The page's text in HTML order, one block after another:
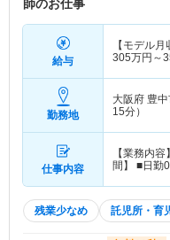
師のお仕事
給与
【モデル月
305万円～
勤務地
大阪府 豊
15分）
仕事内容
【業務内容
間】 ■日勤
残業少なめ 託児所・育